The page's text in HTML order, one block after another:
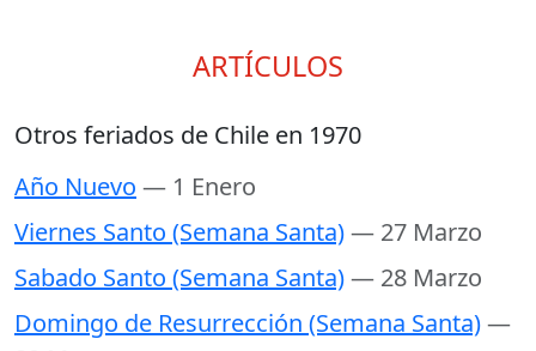
ARTÍCULOS
Otros feriados de Chile en 1970
Año Nuevo — 1 Enero
Viernes Santo (Semana Santa)— 27 Marzo
Sabado Santo (Semana Santa)— 28 Marzo
Domingo de Resurrección (Semana Santa)—